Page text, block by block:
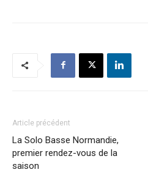
Article précédent
La Solo Basse Normandie,
premier rendez-vous de la
saison